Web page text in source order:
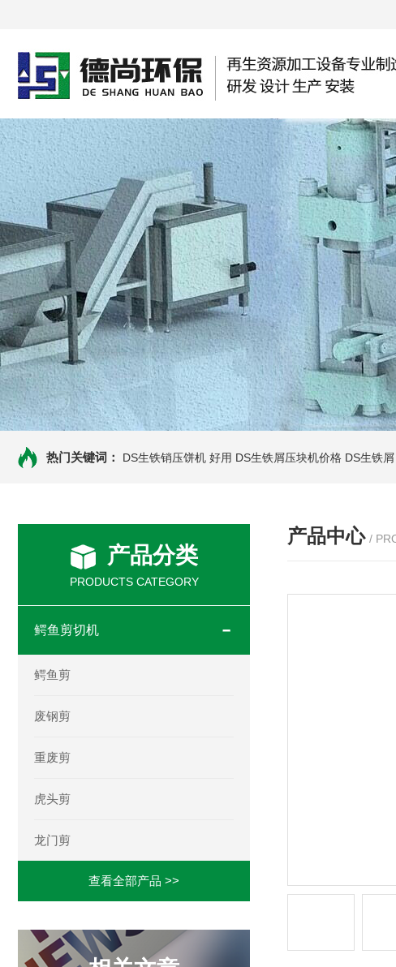
热门关键词： DS生铁销压饼机 好用 DS生铁屑压块机价格 DS生铁
产品分类
PRODUCTS CATEGORY
鳄鱼剪切机
鳄鱼剪
废钢剪
重废剪
虎头剪
龙门剪
查看全部产品 >>
产品中心 /